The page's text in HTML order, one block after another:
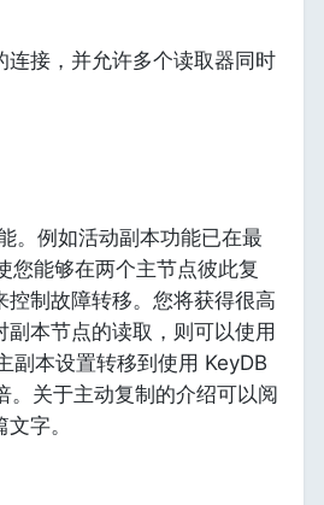
接，并允许多个读取器同时
。例如活动副本功能已在最
您能够在两个主节点彼此复
制故障转移。您将获得很高
本节点的读取，则可以使用
副本设置转移到使用 KeyDB
。关于主动复制的介绍可以阅
字。